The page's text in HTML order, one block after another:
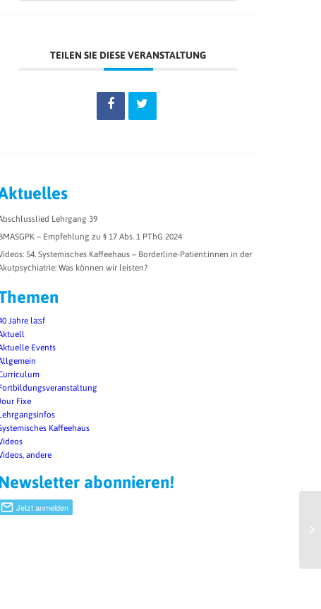
TEILEN SIE DIESE VERANSTALTUNG
Lehrgang 39
– Empfehlung zu § 17 Abs. 1 PThG 2024
54. Systemisches Kaffeehaus – Borderline-Patient:innen in der
Was können wir leisten?
Jahre la:sf
Events
Jour Fixe
Kaffeehaus
andere
abonnieren!